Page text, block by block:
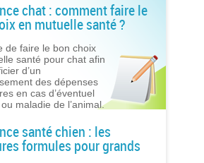
chat : comment faire le
en mutuelle santé ?
de faire le bon choix
santé pour chat afin
d’un
des dépenses
en cas d’éventuel
maladie de l’animal.
santé chien : les
formules pour grands